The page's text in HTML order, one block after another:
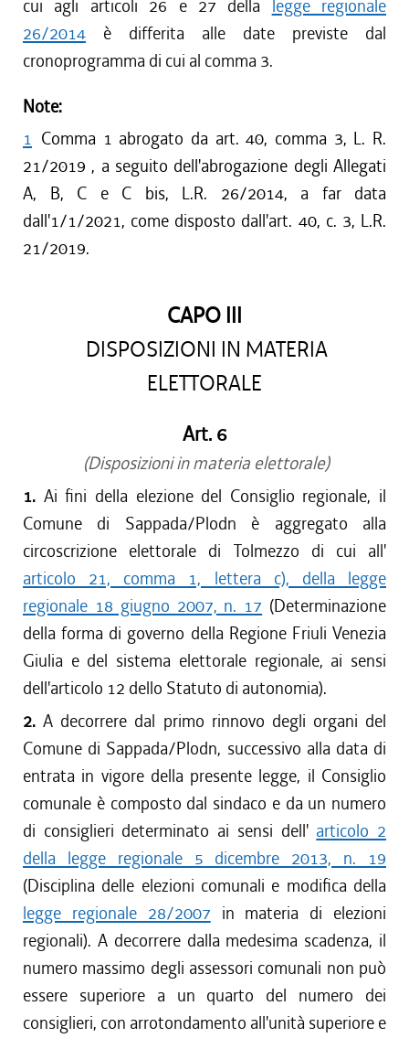
cui agli articoli 26 e 27 della legge regionale
26/2014 è differita alle date previste dal
cronoprogramma di cui al comma 3.
Note:
1 Comma 1 abrogato da art. 40, comma 3, L. R.
21/2019 , a seguito dell'abrogazione degli Allegati
A, B, C e C bis, L.R. 26/2014, a far data
dall'1/1/2021, come disposto dall'art. 40, c. 3, L.R.
21/2019.
CAPO III
DISPOSIZIONI IN MATERIA
ELETTORALE
Art. 6
(Disposizioni in materia elettorale)
1. Ai fini della elezione del Consiglio regionale, il
Comune di Sappada/Plodn è aggregato alla
circoscrizione elettorale di Tolmezzo di cui all'
articolo 21, comma 1, lettera c), della legge
regionale 18 giugno 2007, n. 17 (Determinazione
della forma di governo della Regione Friuli Venezia
Giulia e del sistema elettorale regionale, ai sensi
dell'articolo 12 dello Statuto di autonomia).
2.A decorrere dal primo rinnovo degli organi del
Comune di Sappada/Plodn, successivo alla data di
entrata in vigore della presente legge, il Consiglio
comunale è composto dal sindaco e da un numero
di consiglieri determinato ai sensi dell' articolo 2
della legge regionale 5 dicembre 2013, n. 19
(Disciplina delle elezioni comunali e modifica della
legge regionale 28/2007 in materia di elezioni
regionali). A decorrere dalla medesima scadenza, il
numero massimo degli assessori comunali non può
essere superiore a un quarto del numero dei
consiglieri, con arrotondamento all'unità superiore e